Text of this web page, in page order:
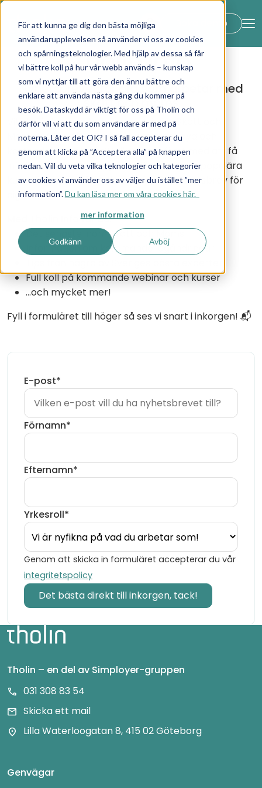
För att kunna ge dig den bästa möjliga
användarupplevelsen så använder vi oss av cookies
och spårningsteknologier. Med hjälp av dessa så får
vi bättre koll på hur vår webb används – kunskap
som vi nyttjar till att göra den ännu bättre och
enklare att använda nästa gång du kommer på
besök. Dataskydd är viktigt för oss på Tholin och
därför vill vi att du som användare är med på
noterna. Låter det OK? I så fall accepterar du
genom att klicka på ”Acceptera alla” på knappen
nedan. Vill du veta vilka teknologier och kategorier
av cookies vi använder oss av väljer du istället ”mer
information”.Du kan läsa mer om våra cookies här.
mer information
Godkänn Avböj
lock_open Boka demo
Tholin Info
Nyhetsbrevet för dig som arbetar med
skatt och moms
Vill du få de senaste nyheterna inom Skatt och
Moms? Vill du få koll på när vi sänder nya och
kostnadsfria webinar? Vill du vara först med att få
information om när biljetter till våra mest populära
kurser släpps? Då är Tholin Info rätt nyhetsbrev för
dig!
Med Tholin Info får du:
Det senaste inom Skatt och Moms
Information om kommande lagändringar
Full koll på kommande webinar och kurser
...och mycket mer!
Fyll i formuläret till höger så ses vi snart i inkorgen! 📬
E-post*
Förnamn*
Efternamn*
Yrkesroll*
Genom att skicka in formuläret accepterar du vår
integritetspolicy
Tholin – en del av Simployer-gruppen
call 031 308 83 54
mail Skicka ett mail
location_on Lilla Waterloogatan 8, 415 02 Göteborg
Genvägar